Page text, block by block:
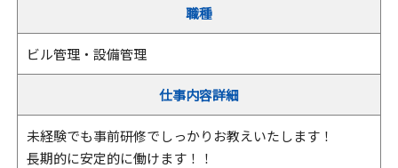
職種
ビル管理・設備管理
仕事内容詳細
未経験でも事前研修でしっかりお教えいたします！
長期的に安定的に働けます！！